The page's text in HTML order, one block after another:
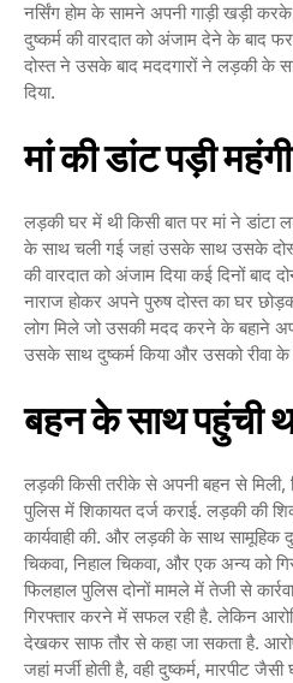
नर्सिंग होम के सामने अपनी गाड़ी खड़ी
दुष्कर्म की वारदात को अंजाम देने के बाद
दोस्त ने उसके बाद मददगारों ने लड़की के
दिया.
मां की डांट पड़ी महंगी
लड़की घर में थी किसी बात पर मां ने डांटा
के साथ चली गई जहां उसके साथ उसके
की वारदात को अंजाम दिया कई दिनों बाद
नाराज होकर अपने पुरुष दोस्त का घर
लोग मिले जो उसकी मदद करने के बहाने
उसके साथ दुष्कर्म किया और उसको रीवा
बहन के साथ पहुंची
लड़की किसी तरीके से अपनी बहन से मिली,
पुलिस में शिकायत दर्ज कराई. लड़की की
कार्यवाही की. और लड़की के साथ सामूहिक
चिकवा, निहाल चिकवा, और एक अन्य को
फिलहाल पुलिस दोनों मामले में तेजी से
गिरफ्तार करने में सफल रही है. लेकिन
देखकर साफ तौर से कहा जा सकता है.
जहां मर्जी होती है, वही दुष्कर्म, मारपीट